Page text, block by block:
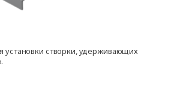
установки створки, удерживающих